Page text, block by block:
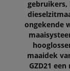
gebruikers,
ongekende
maaidek
GZD21